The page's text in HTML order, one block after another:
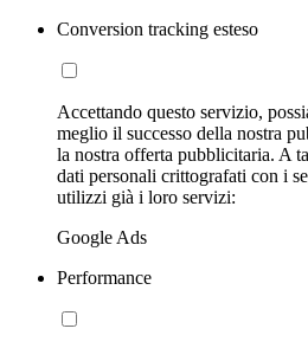
Conversion tracking esteso
Accettando questo servizio,
meglio il successo della nostra
la nostra offerta pubblicitaria. A
dati personali crittografati con i
utilizzi già i loro servizi:
Google Ads
Performance